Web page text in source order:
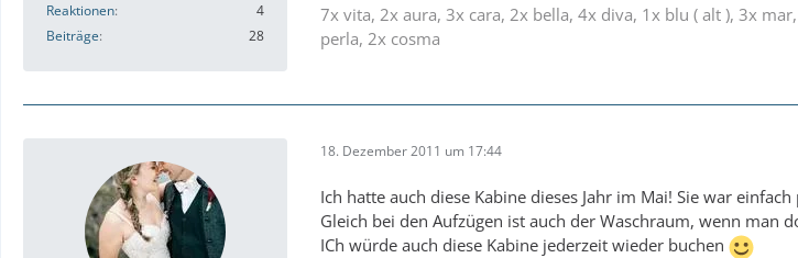
Reaktionen
4
Beiträge
28
7x vita, 2x aura, 3x cara, 2x bella, 4x diva, 1x blu ( alt ), 3x
perla, 2x cosma
18. Dezember 2011 um 17:44
Ich hatte auch diese Kabine dieses Jahr im Mai! Sie war
Gleich bei den Aufzügen ist auch der Waschraum, wenn man
ICh würde auch diese Kabine jederzeit wieder buchen